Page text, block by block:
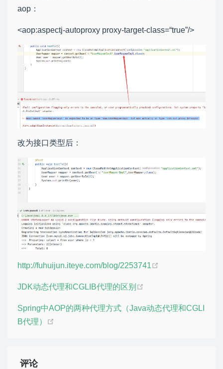
aop：
<aop:aspectj-autoproxy proxy-target-class=“true”/>
改为接口类型后：
http://fuhuijun.iteye.com/blog/2253741
JDK动态代理和CGLIB代理的区别
Spring中AOP的两种代理方式（Java动态代理和CGLI
B代理）
评论